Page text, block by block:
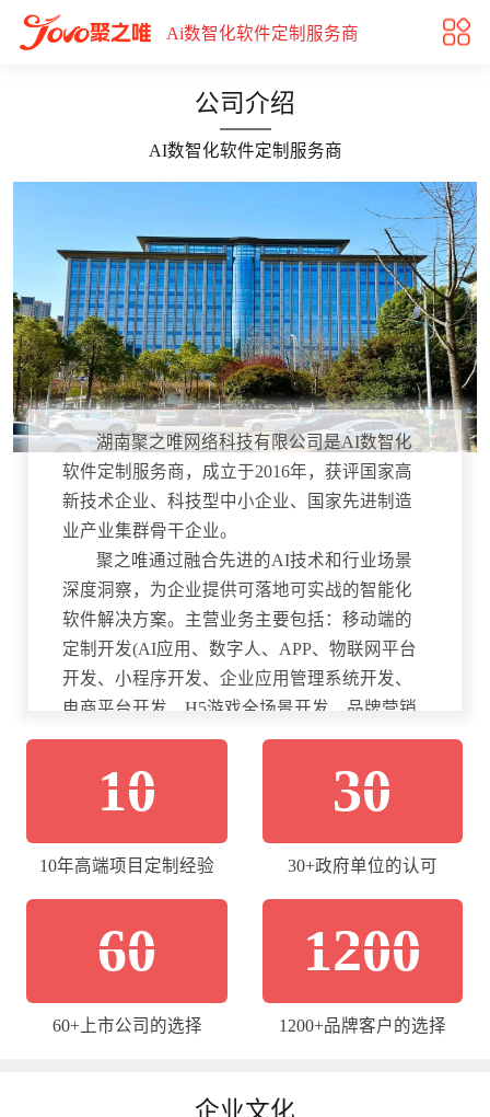
关于我们|AI软件开发|长沙小程序开发|社区电商平台开发|长
Ai数智化软件定制服务商
公司介绍
AI数智化软件定制服务商
湖南聚之唯网络科技有限公司是AI数智化
软件定制服务商，成立于2016年，获评国家高
新技术企业、科技型中小企业、国家先进制造
业产业集群骨干企业。
聚之唯通过融合先进的AI技术和行业场景
深度洞察，为企业提供可落地可实战的智能化
软件解决方案。主营业务主要包括：移动端的
定制开发(AI应用、数字人、APP、物联网平台
开发、小程序开发、企业应用管理系统开发、
电商平台开发、H5游戏全场景开发、品牌营销
网站等)；自主研发的行业解决方案 (AI私有知
识库、AI语音购物、教育课程+直播解决方案、
餐饮小程序解决方案、提货卡系统、多门店零
等)。
湖南广播电视台、国网电力、岳麓峰会、佳贝
艾特、零食很忙、星港家居、体育局、团省
委、懒猫旅行和明珠旅游、益丰大药房、舜华
鸭、田小狗、伊百丽、北京三元等知名客户，
医美、母婴等多个行业，并于2017年成为湖南
10
10年高端项目定制经验
30
30+政府单位的认可
60
60+上市公司的选择
1200
1200+品牌客户的选择
企业文化